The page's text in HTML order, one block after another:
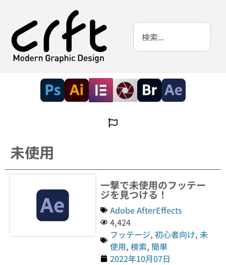
未使用
一撃で未使用のフッテー
ジを見つける！
Adobe AfterEffects
4,424
フッテージ,初心者向け,未
使用,検索,簡単
2022年10月07日